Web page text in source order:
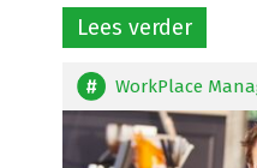
Lees verder
WorkPlace